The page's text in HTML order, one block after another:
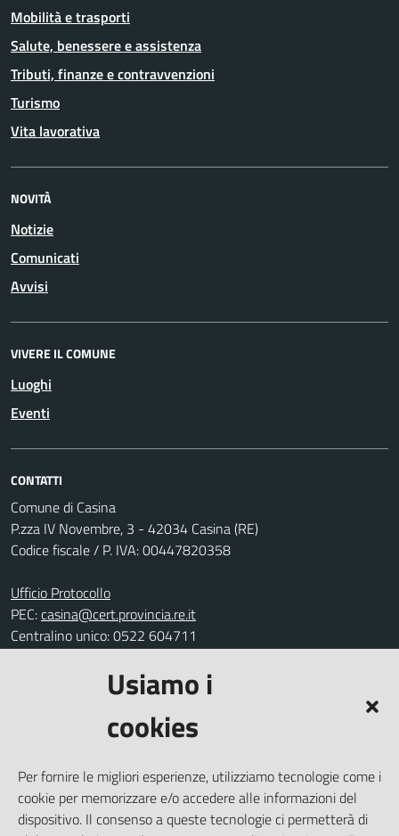
Usiamo i
cookies
Per fornire le migliori esperienze, utilizziamo tecnologie come i
cookie per memorizzare e/o accedere alle informazioni del
dispositivo. Il consenso a queste tecnologie ci permetterà di
Mobilità e trasporti
Salute, benessere e assistenza
Tributi, finanze e contravvenzioni
Turismo
Vita lavorativa
NOVITÀ
Notizie
Comunicati
Avvisi
VIVERE IL COMUNE
Luoghi
Eventi
CONTATTI
Comune di Casina
P.zza IV Novembre, 3 - 42034 Casina (RE)
Codice fiscale / P. IVA: 00447820358
Ufficio Protocollo
PEC:casina@cert.provincia.re.it
Centralino unico: 0522 604711
Segnalazione disservizio
Amministrazione trasparente
Informativa privacy